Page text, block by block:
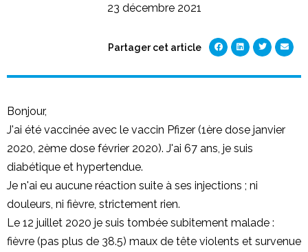
23 décembre 2021
Partager cet article
Bonjour,
J'ai été vaccinée avec le vaccin Pfizer (1ère dose janvier
2020, 2ème dose février 2020). J'ai 67 ans, je suis
diabétique et hypertendue.
Je n'ai eu aucune réaction suite à ses injections ; ni
douleurs, ni fièvre, strictement rien.
Le 12 juillet 2020 je suis tombée subitement malade :
fièvre (pas plus de 38.5) maux de tête violents et survenue